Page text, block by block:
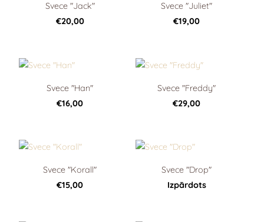
Svece "Jack"
€20,00
Svece "Juliet"
€19,00
Svece "Han"
€16,00
Svece "Freddy"
€29,00
Svece "Korall"
€15,00
Svece "Drop"
Izpārdots